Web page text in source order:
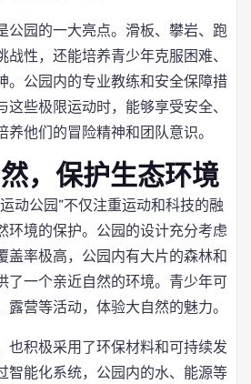
公园的一大亮点。滑板、攀岩、跑
战性，还能培养青少年克服困难、
。公园内的专业教练和安全保障措
这些极限运动时，能够享受安全、
他们的冒险精神和团队意识。
，保护生态环境
动公园”不仅注重运动和科技的融
环境的保护。公园的设计充分考虑
盖率极高，公园内有大片的森林和
了一个亲近自然的环境。青少年可
露营等活动，体验大自然的魅力。
也积极采用了环保材料和可持续发
智能化系统，公园内的水、能源等